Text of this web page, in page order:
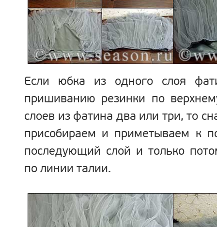
Если юбка из одного слоя
пришиванию резинки по
слоев из фатина два или три, то
присобираем и приметываем к
последующий слой и только
по линии талии.